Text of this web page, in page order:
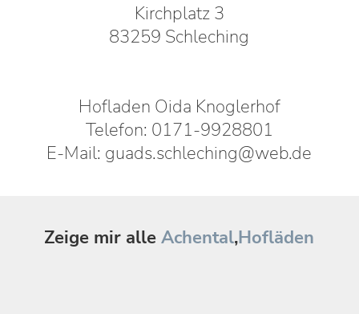
Kirchplatz 3
83259 Schleching
Hofladen Oida Knoglerhof
Telefon: 0171-9928801
E-Mail: guads.schleching@web.de
Zeige mir alleAchental,Hofläden